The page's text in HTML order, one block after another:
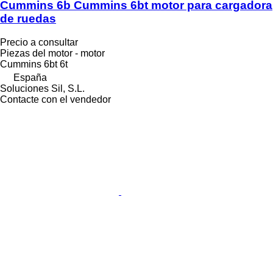
Cummins 6b Cummins 6bt motor para cargadora
de ruedas
Precio a consultar
Piezas del motor - motor
Cummins 6bt 6t
España
Soluciones Sil, S.L.
Contacte con el vendedor